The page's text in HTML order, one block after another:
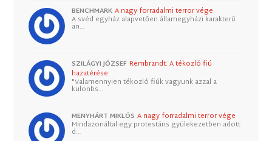
BENCHMARK A nagy forradalmi terror vége
A svéd egyház alapvetően államegyházi karakterű
an…
SZILÁGYI JÓZSEF Rembrandt: A tékozló fiú
hazatérése
"Valamennyien tékozló fiúk vagyunk azzal a
különbs…
MENYHÁRT MIKLÓS A nagy forradalmi terror vége
Mindazonáltal egy protestáns gyülekezetben adott
d…